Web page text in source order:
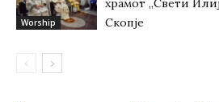
Worship
храмот „Свети
Скопје